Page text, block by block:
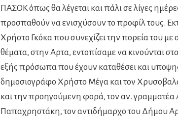
ΠΑΣΟΚ όπως θα λέγεται και πάλι σε λίγες
προσπαθούν να ενισχύσουν το προφίλ τους.
Χρήστο Γκόκα που συνεχίζει την πορεία του με
θέματα, στην Αρτα, εντοπίσαμε να κινούνται
εξής πρόσωπα που έχουν καταθέσει και
δημοσιογράφο Χρήστο Μέγα και τον
και την προηγούμενη φορά, τον αν.
Παπαχρηστάκη, τον αντιδήμαρχο του Δήμου